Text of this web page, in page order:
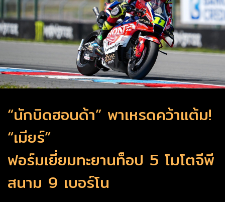
“นักบิดฮอนด้า” พาเหรดคว้าแต้ม!
“เมียร์”
ฟอร์มเยี่ยมทะยานท็อป 5 โมโตจีพี
สนาม 9 เบอร์โน